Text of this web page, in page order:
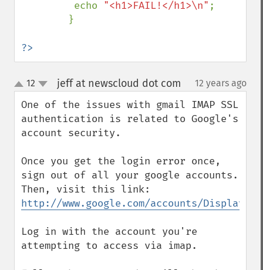
         echo
"<h1>FAIL!</h1>\n" ;
?>
up
down
12 jeff at newscloud dot com 12 years ago
One of the issues with gmail IMAP SSL
authentication is related to Google's
account security.
Once you get the login error once,
sign out of all your google accounts.
http://www.google.com/accounts/
Log in with the account you're
attempting to access via imap.